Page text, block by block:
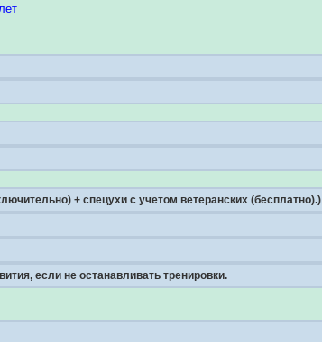
+ спецухи с учетом ветеранских (бесплатно).)
если не останавливать тренировки.